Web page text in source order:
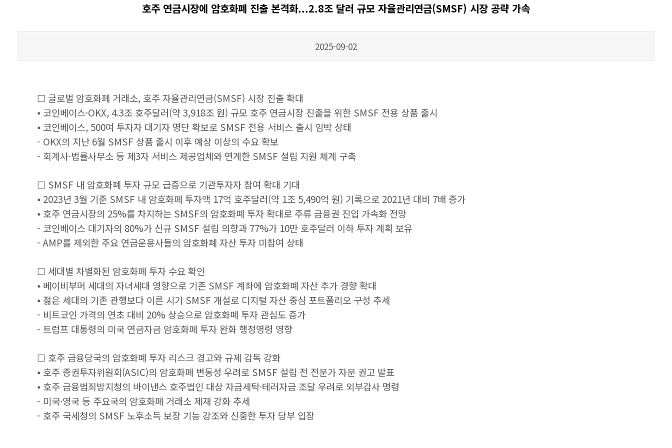
호주 연금시장에 암호화폐 진출 본격화...2.8조 달러 규모 자율관리연금(SMSF) 시장 공략 가속
2025-09-02
☐ 글로벌 암호화폐 거래소, 호주 자율관리연금(SMSF) 시장 진출 확대
⦁ 코인베이스·OKX, 4.3조 호주달러(약 3,918조 원) 규모 호주 연금시장 진출을 위한 SMSF 전용 상품 출시
⦁ 코인베이스, 500여 투자자 대기자 명단 확보로 SMSF 전용 서비스 출시 임박 상태
- OKX의 지난 6월 SMSF 상품 출시 이후 예상 이상의 수요 확보
- 회계사·법률사무소 등 제3자 서비스 제공업체와 연계한 SMSF 설립 지원 체계 구축
☐ SMSF 내 암호화폐 투자 규모 급증으로 기관투자자 참여 확대 기대
⦁ 2023년 3월 기준 SMSF 내 암호화폐 투자액 17억 호주달러(약 1조 5,490억 원) 기록으로 2021년 대비 7배 증가
⦁ 호주 연금시장의 25%를 차지하는 SMSF의 암호화폐 투자 확대로 주류 금융권 진입 가속화 전망
- 코인베이스 대기자의 80%가 신규 SMSF 설립 의향과 77%가 10만 호주달러 이하 투자 계획 보유
- AMP를 제외한 주요 연금운용사들의 암호화폐 자산 투자 미참여 상태
☐ 세대별 차별화된 암호화폐 투자 수요 확인
⦁ 베이비부머 세대의 자녀세대 영향으로 기존 SMSF 계좌에 암호화폐 자산 추가 경향 확대
⦁ 젊은 세대의 기존 관행보다 이른 시기 SMSF 개설로 디지털 자산 중심 포트폴리오 구성 추세
- 비트코인 가격의 연초 대비 20% 상승으로 암호화폐 투자 관심도 증가
- 트럼프 대통령의 미국 연금자금 암호화폐 투자 완화 행정명령 영향
☐ 호주 금융당국의 암호화폐 투자 리스크 경고와 규제 감독 강화
⦁ 호주 증권투자위원회(ASIC)의 암호화폐 변동성 우려로 SMSF 설립 전 전문가 자문 권고 발표
⦁ 호주 금융범죄방지청의 바이낸스 호주법인 대상 자금세탁·테러자금 조달 우려로 외부감사 명령
- 미국·영국 등 주요국의 암호화폐 거래소 제재 강화 추세
- 호주 국세청의 SMSF 노후소득 보장 기능 강조와 신중한 투자 당부 입장